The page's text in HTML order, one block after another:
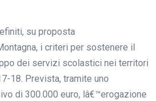
su proposta
i criteri per sostenere il
dei servizi scolastici nei territori
18. Prevista, tramite uno
di 300.000 euro, lâ€™erogazione